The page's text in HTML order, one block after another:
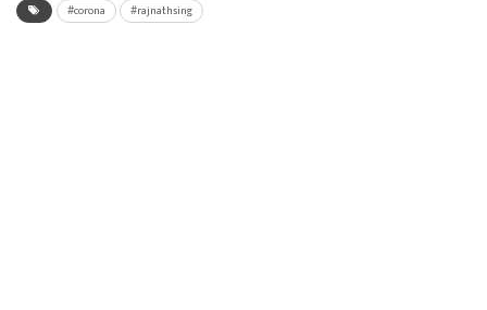
#corona #rajnathsing